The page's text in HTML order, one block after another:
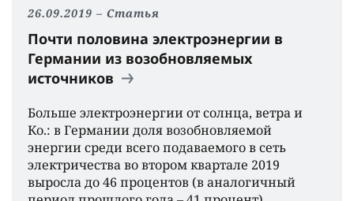
26.09.2019 Статья
Почти половина электроэнергии в
Германии из возобновляемых
источников
Больше электроэнергии от солнца, ветра и
Ко.: в Германии доля возобновляемой
энергии среди всего подаваемого в сеть
электричества во втором квартале 2019
выросла до 46 процентов (в аналогичный